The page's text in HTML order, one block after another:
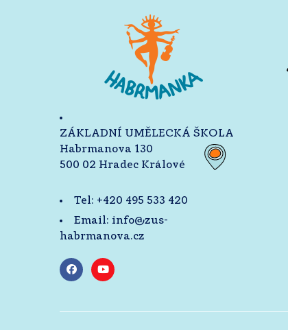
ZÁKLADNÍ UMĚLECKÁ ŠKOLA
Habrmanova 130
500 02 Hradec Králové
Tel: +420 495 533 420
Email: info@zus-
habrmanova.cz